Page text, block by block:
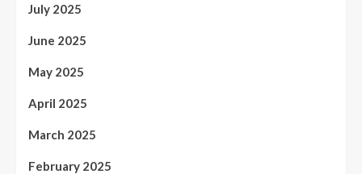
July 2025
June 2025
May 2025
April 2025
March 2025
February 2025